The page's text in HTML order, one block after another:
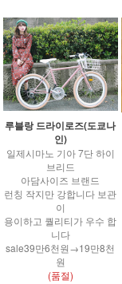
루블랑 드라이로즈(도쿄나
인)
일제시마노 기아 7단 하이
브리드
아담사이즈 브랜드
런칭 작지만 강합니다 보관
이
용이하고 퀄리티가 우수 합
니다
sale39만6천원→19만8천
원
(품절)